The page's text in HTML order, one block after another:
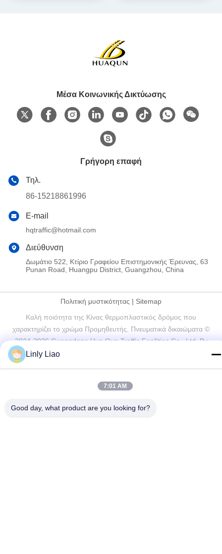
Μέσα Κοινωνικής Δικτύωσης
Γρήγορη επαφή
Τηλ.
86-15218861996
E-mail
hqtraffic@hotmail.com
Διεύθυνση
Δωμάτιο 522, Κτίριο Γραφείου Επιστημονικής Έρευνας, 63
Punan Road, Huangpu District, Guangzhou, China
Πολιτική μυστικότητας | Sitemap
Καλή ποιότητα της Κίνας θερμοπλαστικός δρόμος που
χαρακτηρίζει το χρώμα Προμηθευτής. Πνευματικά δικαιώματα ©
2024-2026 Guangdong Hua Qun Traffic Facilities Co., Ltd. By
Shares . Διατηρούνται όλα τα πνευματικά δικαιώματα.
Linly Liao
7:01 AM
Good day, what product are you looking for?